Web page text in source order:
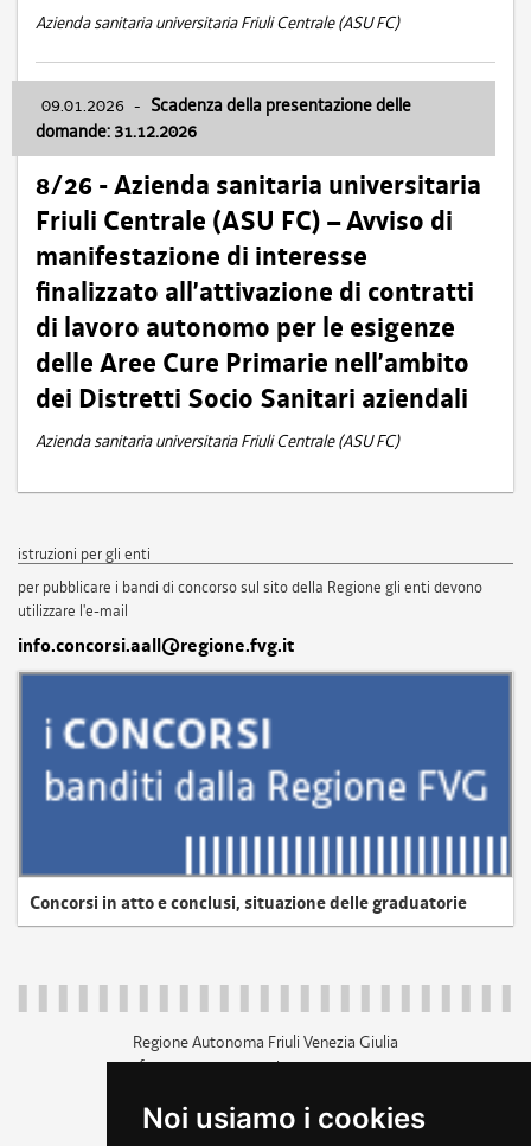
Noi usiamo i cookies
Azienda sanitaria universitaria Friuli Centrale (ASU FC)
09.01.2026 - Scadenza della presentazione delle
domande: 31.12.2026
8/26 - Azienda sanitaria universitaria
Friuli Centrale (ASU FC) – Avviso di
manifestazione di interesse
finalizzato all’attivazione di contratti
di lavoro autonomo per le esigenze
delle Aree Cure Primarie nell’ambito
dei Distretti Socio Sanitari aziendali
Azienda sanitaria universitaria Friuli Centrale (ASU FC)
istruzioni per gli enti
per pubblicare i bandi di concorso sul sito della Regione gli enti devono
utilizzare l'e-mail
info.concorsi.aall@regione.fvg.it
Concorsi in atto e conclusi, situazione delle graduatorie
Regione Autonoma Friuli Venezia Giulia
c.f. 80014930327; p.iva 00526040324
+39 040 3771111